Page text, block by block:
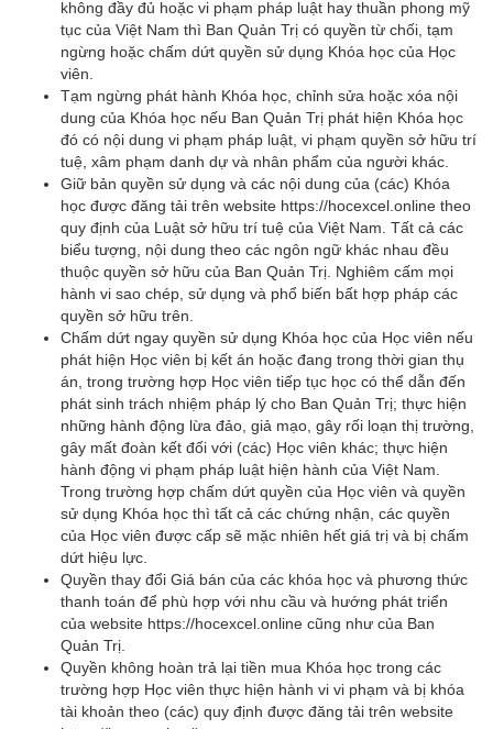
không đầy đủ hoặc vi phạm pháp luật hay thuần phong mỹ
tục của Việt Nam thì Ban Quản Trị có quyền từ chối, tạm
ngừng hoặc chấm dứt quyền sử dụng Khóa học của Học
viên.
Tạm ngừng phát hành Khóa học, chỉnh sửa hoặc xóa nội
dung của Khóa học nếu Ban Quản Trị phát hiện Khóa học
đó có nội dung vi phạm pháp luật, vi phạm quyền sở hữu trí
tuệ, xâm phạm danh dự và nhân phẩm của người khác.
Giữ bản quyền sử dụng và các nội dung của (các) Khóa
học được đăng tải trên website https://hocexcel.online theo
quy định của Luật sở hữu trí tuệ của Việt Nam. Tất cả các
biểu tượng, nội dung theo các ngôn ngữ khác nhau đều
thuộc quyền sở hữu của Ban Quản Trị. Nghiêm cấm mọi
hành vi sao chép, sử dụng và phổ biến bất hợp pháp các
quyền sở hữu trên.
Chấm dứt ngay quyền sử dụng Khóa học của Học viên nếu
phát hiện Học viên bị kết án hoặc đang trong thời gian thụ
án, trong trường hợp Học viên tiếp tục học có thể dẫn đến
phát sinh trách nhiệm pháp lý cho Ban Quản Trị; thực hiện
những hành động lừa đảo, giả mạo, gây rối loạn thị trường,
gây mất đoàn kết đối với (các) Học viên khác; thực hiện
hành động vi phạm pháp luật hiện hành của Việt Nam.
Trong trường hợp chấm dứt quyền của Học viên và quyền
sử dụng Khóa học thì tất cả các chứng nhận, các quyền
của Học viên được cấp sẽ mặc nhiên hết giá trị và bị chấm
dứt hiệu lực.
Quyền thay đổi Giá bán của các khóa học và phương thức
thanh toán để phù hợp với nhu cầu và hướng phát triển
của website https://hocexcel.online cũng như của Ban
Quản Trị.
Quyền không hoàn trả lại tiền mua Khóa học trong các
trường hợp Học viên thực hiện hành vi vi phạm và bị khóa
tài khoản theo (các) quy định được đăng tải trên website